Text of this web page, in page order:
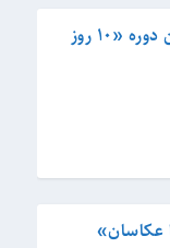
فراخوان بخش «نگاه شخصی» ششمین دوره «۱۰ روز